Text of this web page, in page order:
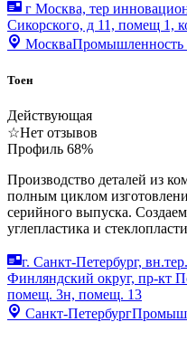
г Москва, тер
Сикорского, д 11, помещ 1,
МоскваПромышленность
Тоен
Действующая
☆Нет отзывов
Профиль 68%
Производство деталей из
полным циклом
серийного выпуска.
углепластика и
г. Санкт-Петербург,
Финляндский округ, пр-кт
помещ. 3н, помещ. 13
Санкт-Петербург